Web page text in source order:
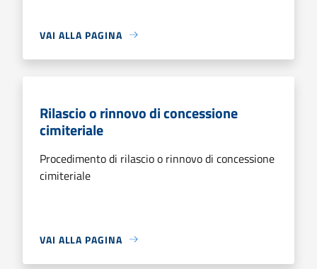
VAI ALLA PAGINA
Rilascio o rinnovo di concessione
cimiteriale
Procedimento di rilascio o rinnovo di concessione
cimiteriale
VAI ALLA PAGINA